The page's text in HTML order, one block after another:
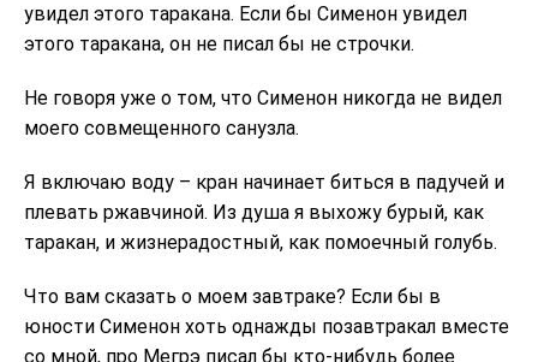
увидел этого таракана. Если бы Сименон увидел
этого таракана, он не писал бы не строчки.
Не говоря уже о том, что Сименон никогда не видел
моего совмещенного санузла.
Я включаю воду – кран начинает биться в падучей и
плевать ржавчиной. Из душа я выхожу бурый, как
таракан, и жизнерадостный, как помоечный голубь.
Что вам сказать о моем завтраке? Если бы в
юности Сименон хоть однажды позавтракал вместе
со мной, про Мегрэ писал бы кто-нибудь более